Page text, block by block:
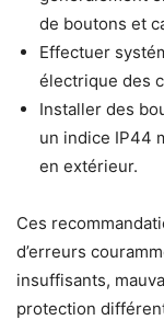
de boutons et
Effectuer
électrique des
Installer des
un indice IP44
en extérieur.
Ces
d’erreurs
insuffisants,
protection